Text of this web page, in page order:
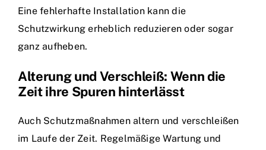
Eine fehlerhafte Installation kann die
Schutzwirkung erheblich reduzieren oder sogar
ganz aufheben.
Alterung und Verschleiß: Wenn die
Zeit ihre Spuren hinterlässt
Auch Schutzmaßnahmen altern und verschleißen
im Laufe der Zeit. Regelmäßige Wartung und